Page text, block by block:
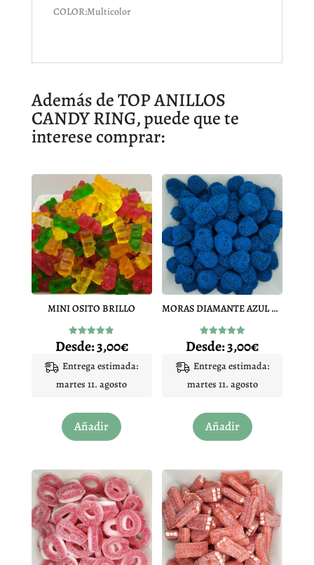
COLOR:Multicolor
Además de TOP ANILLOS
CANDY RING, puede que te
interese comprar:
MINI OSITO BRILLO
Valorado
con
de 5
Desde:3,00€
Entrega estimada:
martes 11. agosto
Añadir
producto
variantes.
Las
opciones
se
pueden
MORAS DIAMANTE AZUL PINTALENGUA
Valorado
con
de 5
Desde:3,00€
Entrega estimada:
martes 11. agosto
Añadir
producto
variantes.
Las
opciones
se
pueden